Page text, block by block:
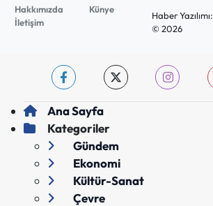
Hakkımızda
Künye
İletişim
Haber Yazılımı:
© 2026
Ana Sayfa
Kategoriler
Gündem
Ekonomi
Kültür-Sanat
Çevre